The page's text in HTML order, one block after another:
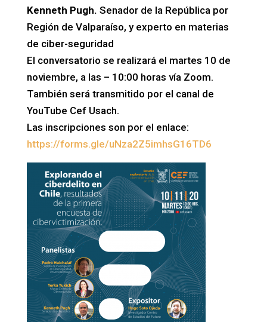
Kenneth Pugh. Senador de la República por
Región de Valparaíso, y experto en materias
de ciber-seguridad
El conversatorio se realizará el martes 10 de
noviembre, a las – 10:00 horas vía Zoom.
También será transmitido por el canal de
YouTube Cef Usach.
Las inscripciones son por el enlace:
https://forms.gle/uNza2Z5imhsG16TD6